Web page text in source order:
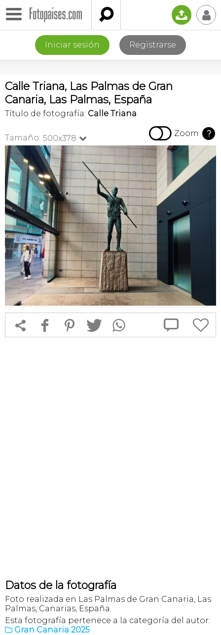
 📤 👤
Iniciar sesión Registrarse
Calle Triana, Las Palmas de Gran
Canaria, Las Palmas, España
Título de fotografía: Calle Triana
Tamaño: 500x378   Zoom ?
 f 1 T  
Datos de la fotografía
Foto realizada en Las Palmas de Gran Canaria, Las
Palmas, Canarias, España.
Esta fotografía pertenece a la categoría del autor:
 Gran Canaria 2025